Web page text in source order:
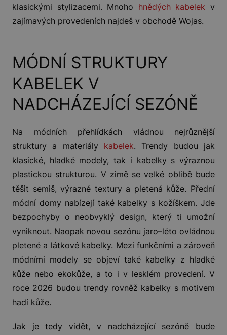
klasickými stylizacemi. Mnoho hnědých kabelek v
zajímavých provedeních najdeš v obchodě Wojas.
MÓDNÍ STRUKTURY
KABELEK V
NADCHÁZEJÍCÍ SEZÓNĚ
Na módních přehlídkách vládnou nejrůznější
struktury a materiály kabelek. Trendy budou jak
klasické, hladké modely, tak i kabelky s výraznou
plastickou strukturou. V zimě se velké oblibě bude
těšit semiš, výrazné textury a pletená kůže. Přední
módní domy nabízejí také kabelky s kožíškem. Jde
bezpochyby o neobvyklý design, který ti umožní
vyniknout. Naopak novou sezónu jaro–léto ovládnou
pletené a látkové kabelky. Mezi funkčními a zároveň
módními modely se objeví také kabelky z hladké
kůže nebo ekokůže, a to i v lesklém provedení. V
roce 2026 budou trendy rovněž kabelky s motivem
hadí kůže.
Jak je tedy vidět, v nadcházející sezóně bude